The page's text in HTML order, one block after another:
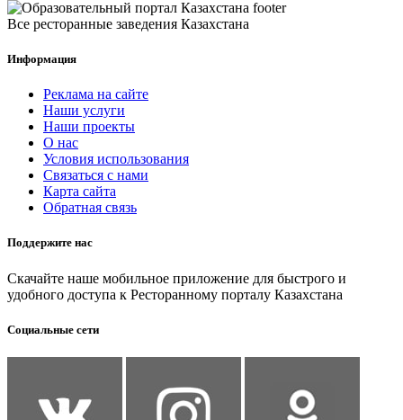
Все ресторанные заведения Казахстана
Информация
Реклама на сайте
Наши услуги
Наши проекты
О нас
Условия использования
Связаться с нами
Карта сайта
Обратная связь
Поддержите нас
Скачайте наше мобильное приложение для быстрого и
удобного доступа к Ресторанному порталу Казахстана
Социальные сети